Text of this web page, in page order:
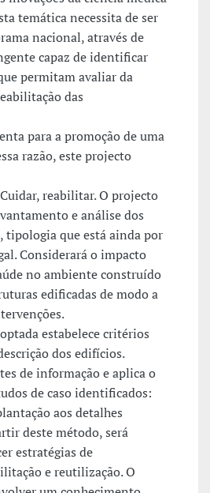
temática necessita de ser
nacional, através de
capaz de identificar
permitam avaliar da
das
para a promoção de uma
razão, este projecto
Cuidar, reabilitar. O projecto
e análise dos
tipologia que está ainda por
Considerará o impacto
no ambiente construído
edificadas de modo a
estabelece critérios
dos edifícios.
de informação e aplica o
de caso identificados:
aos detalhes
deste método, será
estratégias de
e reutilização. O